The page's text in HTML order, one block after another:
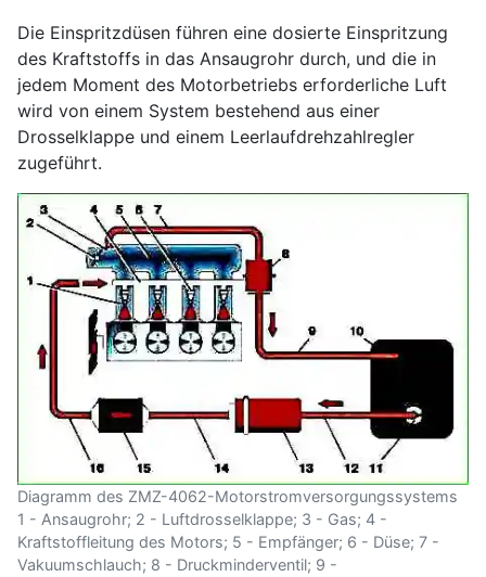
Die Einspritzdüsen führen eine dosierte Einspritzung
des Kraftstoffs in das Ansaugrohr durch, und die in
jedem Moment des Motorbetriebs erforderliche Luft
wird von einem System bestehend aus einer
Drosselklappe und einem Leerlaufdrehzahlregler
zugeführt.
Diagramm des ZMZ-4062-Motorstromversorgungssystems
1 - Ansaugrohr; 2 - Luftdrosselklappe; 3 - Gas; 4 -
Kraftstoffleitung des Motors; 5 - Empfänger; 6 - Düse; 7 -
Vakuumschlauch; 8 - Druckminderventil; 9 -